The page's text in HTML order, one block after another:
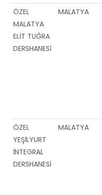
ÖZEL
MALATYA
ELİT TUĞRA
DERSHANESİ
MALATYA
ÖZEL
YEŞİLYURT
İNTEGRAL
DERSHANESİ
MALATYA